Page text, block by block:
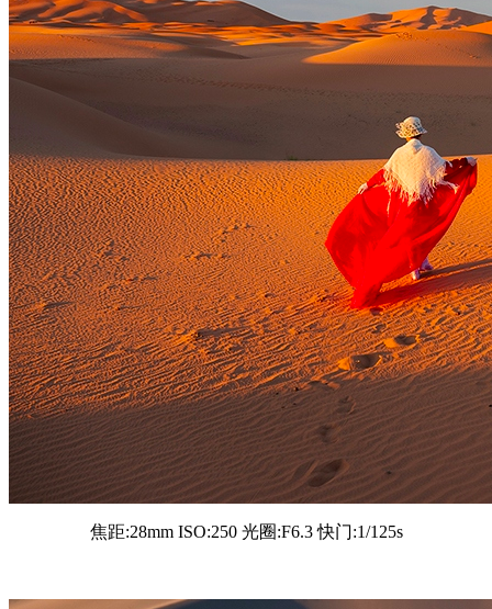
焦距:28mm ISO:250 光圈:F6.3 快门:1/125s